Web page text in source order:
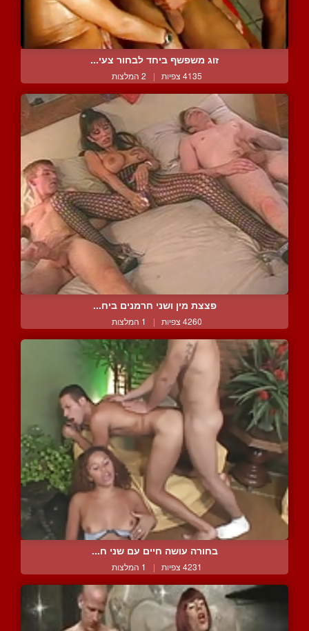
זוג משפשף ביחד לבחור צעי...
4135 צפיות | 2 המלצות
פצצת מין ושני חרמנים ביח...
4260 צפיות | 1 המלצות
בחורה עושה חיים עם שני ח...
4231 צפיות | 1 המלצות